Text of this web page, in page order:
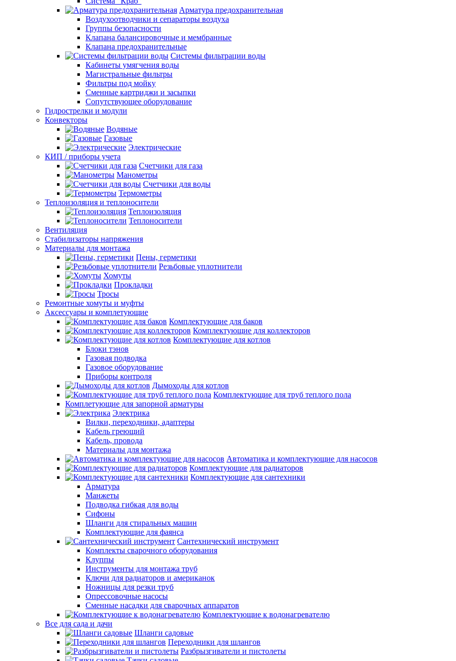
Арматура предохранительная
Воздухоотводчики и сепараторы воздуха
Группы безопасности
Клапана балансировочные и мембранные
Клапана предохранительные
Системы фильтрации воды
Кабинеты умягчения воды
Магистральные фильтры
Фильтры под мойку
Сменные картриджи и засыпки
Сопутствующее оборудование
Гидрострелки и модули
Конвекторы
Водяные
Газовые
Электрические
КИП / приборы учета
Счетчики для газа
Манометры
Счетчики для воды
Термометры
Теплоизоляция и теплоносители
Теплоизоляция
Теплоносители
Вентиляция
Стабилизаторы напряжения
Материалы для монтажа
Пены, герметики
Резьбовые уплотнители
Хомуты
Прокладки
Тросы
Ремонтные хомуты и муфты
Аксессуары и комплетующие
Комплектующие для баков
Комплектующие для коллекторов
Комплектующие для котлов
Блоки тэнов
Газовая подводка
Газовое оборудование
Приборы контроля
Дымоходы для котлов
Комплектующие для труб теплого пола
Комплетующие для запорной арматуры
Электрика
Вилки, переходники, адаптеры
Кабель греющий
Кабель, провода
Материалы для монтажа
Автоматика и комплектующие для насосов
Комплектующие для радиаторов
Комплектующие для сантехники
Арматура
Манжеты
Подводка гибкая для воды
Сифоны
Шланги для стиральных машин
Комплектующие для фаянса
Сантехнический инструмент
Комплекты сварочного оборудования
Клуппы
Инструменты для монтажа труб
Ключи для радиаторов и американок
Ножницы для резки труб
Опрессовочные насосы
Сменные насадки для сварочных аппаратов
Комплектующие к водонагревателю
Все для сада и дачи
Шланги садовые
Переходники для шлангов
Разбрызгиватели и пистолеты